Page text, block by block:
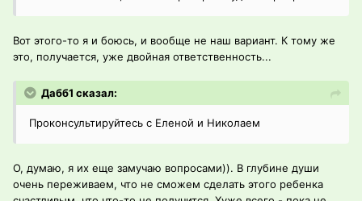
Вот этого-то я и боюсь, и вообще не наш вариант. К тому же
это, получается, уже двойная ответственность...
Дабб1 сказал:
Проконсультируйтесь с Еленой и Николаем
О, думаю, я их еще замучаю вопросами)). В глубине души
очень переживаем, что не сможем сделать этого ребенка